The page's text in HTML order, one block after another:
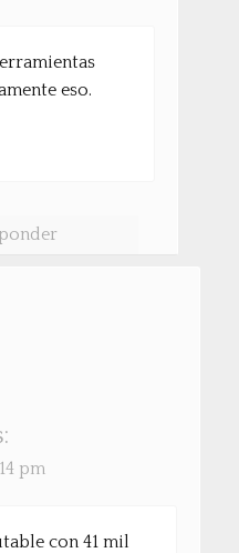
eso.
pm
con 41 mil